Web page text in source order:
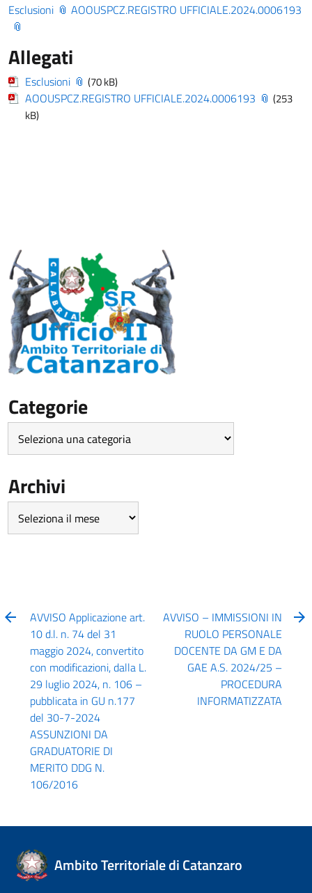
Esclusioni AOOUSPCZ.REGISTRO UFFICIALE.2024.0006193
Allegati
Esclusioni (70 kB)
AOOUSPCZ.REGISTRO UFFICIALE.2024.0006193
(253
kB)
Categorie
Archivi
AVVISO Applicazione art.
10 d.l. n. 74 del 31
maggio 2024, convertito
con modificazioni, dalla L.
29 luglio 2024, n. 106 –
pubblicata in GU n.177
del 30-7-2024
ASSUNZIONI DA
GRADUATORIE DI
MERITO DDG N.
106/2016
AVVISO – IMMISSIONI IN
RUOLO PERSONALE
DOCENTE DA GM E DA
GAE A.S. 2024/25 –
PROCEDURA
INFORMATIZZATA
Ambito Territoriale di Catanzaro